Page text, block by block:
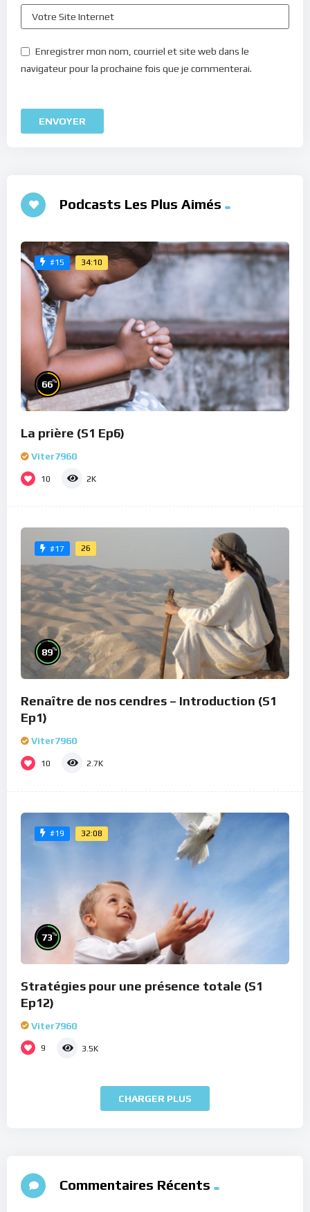
Enregistrer mon nom, courriel et site web dans le
navigateur pour la prochaine fois que je commenterai.
Podcasts Les Plus Aimés
#15 34:10
66%
La prière (S1 Ep6)
Viter7960
10 2K
#17 26
89%
Renaître de nos cendres – Introduction (S1
Ep1)
Viter7960
10 2.7K
#19 32:08
73%
Stratégies pour une présence totale (S1
Ep12)
Viter7960
9 3.5K
CHARGER PLUS
Commentaires Récents